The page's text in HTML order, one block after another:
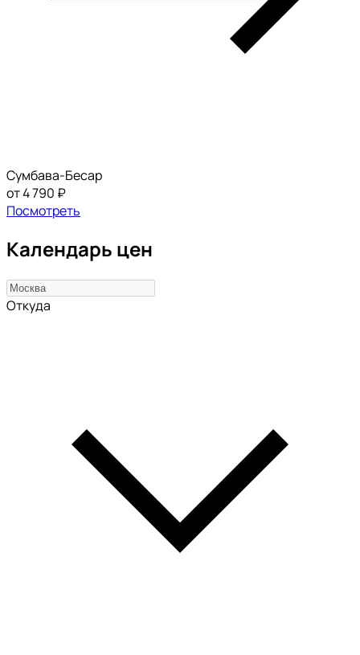
Сумбава-Бесар
от 4 790 ₽
Посмотреть
Календарь цен
Откуда